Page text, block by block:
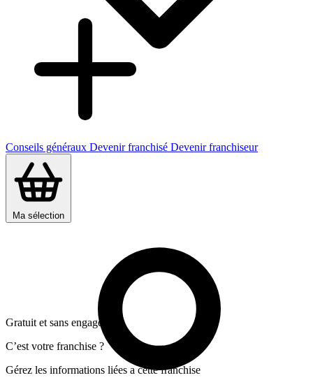
Conseils généraux Devenir franchisé Devenir franchiseur
Ma sélection
Gratuit et sans engagement
C’est votre franchise ?
Gérez les informations liées a cette franchise